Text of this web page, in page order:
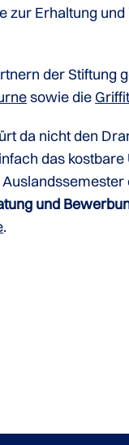
zur Erhaltung
der Stiftung
sowie die
da nicht den
das
und
.